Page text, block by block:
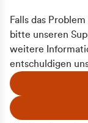
Falls das
bitte unseren
weitere
entschuldigen